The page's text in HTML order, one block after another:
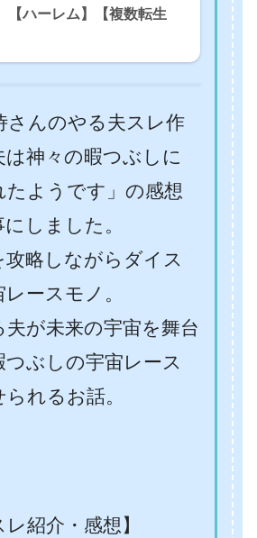
【ハーレム】【複数転生
さんのやる夫スレ作
は神々の暇つぶしに
たようです」の感想
しました。
攻略しながらダイス
ースモノ。
夫が未来の宇宙を舞台
つぶしの宇宙レース
れるお話。
レ紹介・感想】